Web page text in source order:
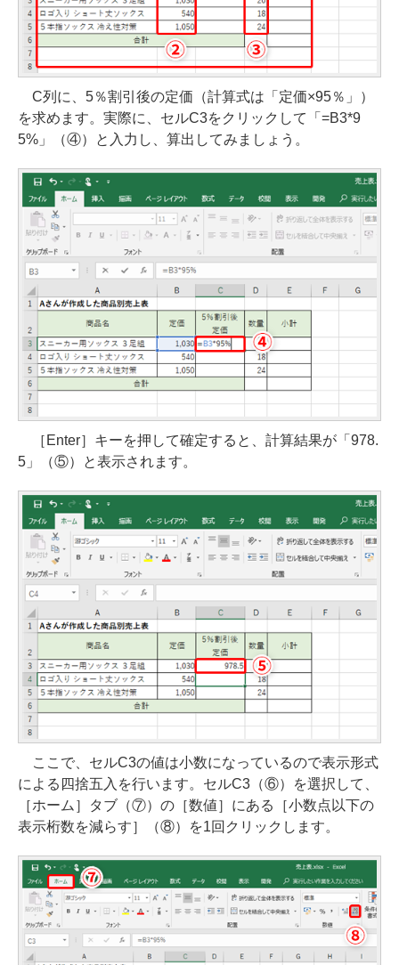
C列に、5％割引後の定価（計算式は「定価×95％」）
を求めます。実際に、セルC3をクリックして「=B3*9
5%」（④）と入力し、算出してみましょう。
［Enter］キーを押して確定すると、計算結果が「978.
5」（⑤）と表示されます。
ここで、セルC3の値は小数になっているので表示形式
による四捨五入を行います。セルC3（⑥）を選択して、
［ホーム］タブ（⑦）の［数値］にある［小数点以下の
表示桁数を減らす］（⑧）を1回クリックします。